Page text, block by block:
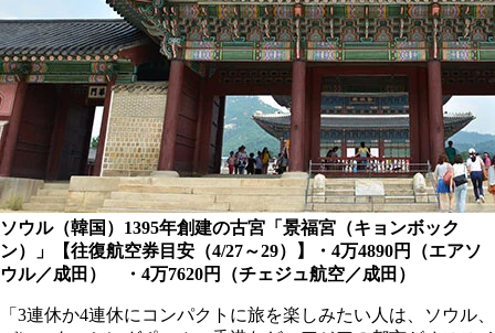
ソウル（韓国）1395年創建の古宮「景福宮（キョンボック
ン）」【往復航空券目安（4/27～29）】・4万4890円（エアソ
ウル／成田） ・4万7620円（チェジュ航空／成田）
「3連休か4連休にコンパクトに旅を楽しみたい人は、ソウル、